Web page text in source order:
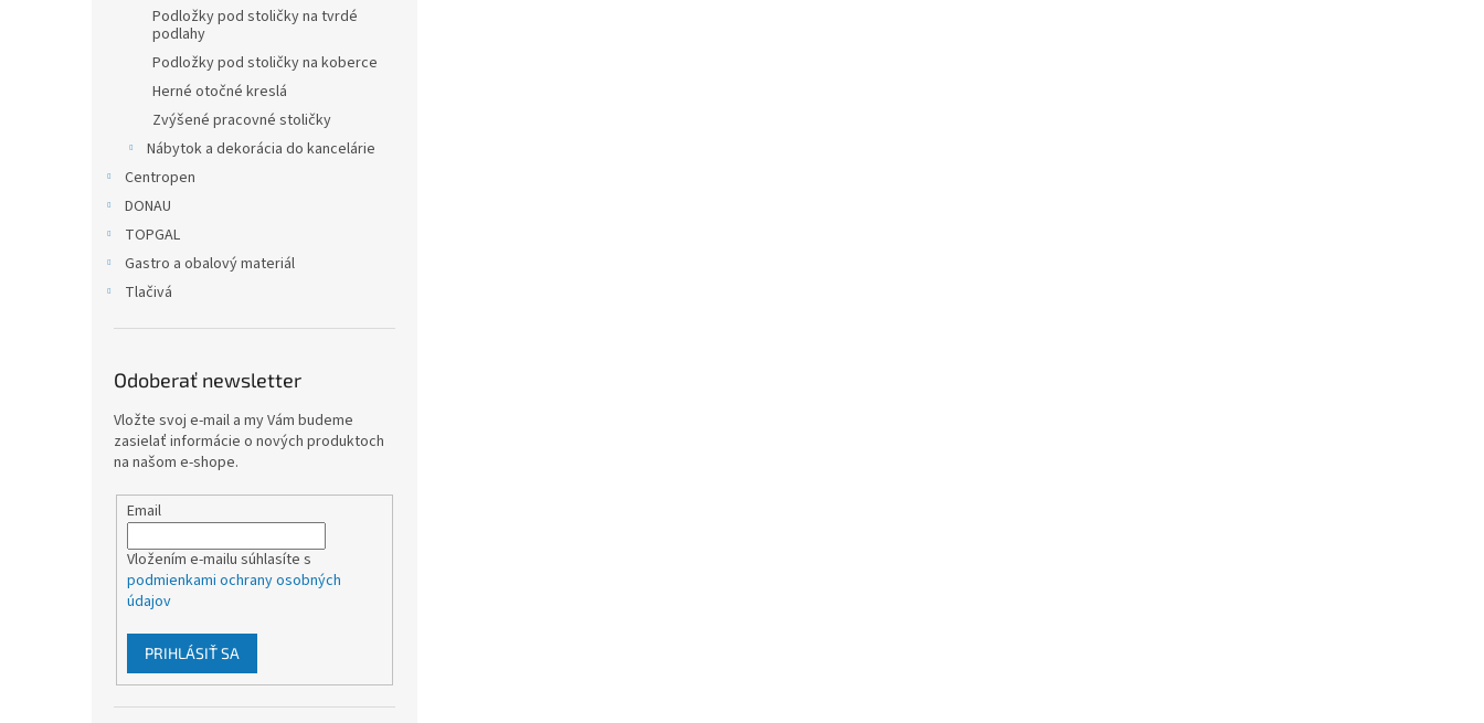
Podložky pod stoličky na tvrdé
podlahy
Podložky pod stoličky na koberce
Herné otočné kreslá
Zvýšené pracovné stoličky
Nábytok a dekorácia do kancelárie
Centropen
DONAU
TOPGAL
Gastro a obalový materiál
Tlačivá
Odoberať newsletter
Vložte svoj e-mail a my Vám budeme
zasielať informácie o nových produktoch
na našom e-shope.
Email
Vložením e-mailu súhlasíte s
podmienkami ochrany osobných
údajov
PRIHLÁSIŤ SA